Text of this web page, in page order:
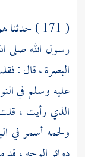
( 171 ) حدثنا
رسول الله صلى
البصرة، قال :
عليه وسلم في
الذي رأيت ،
ولحمه أسمر في